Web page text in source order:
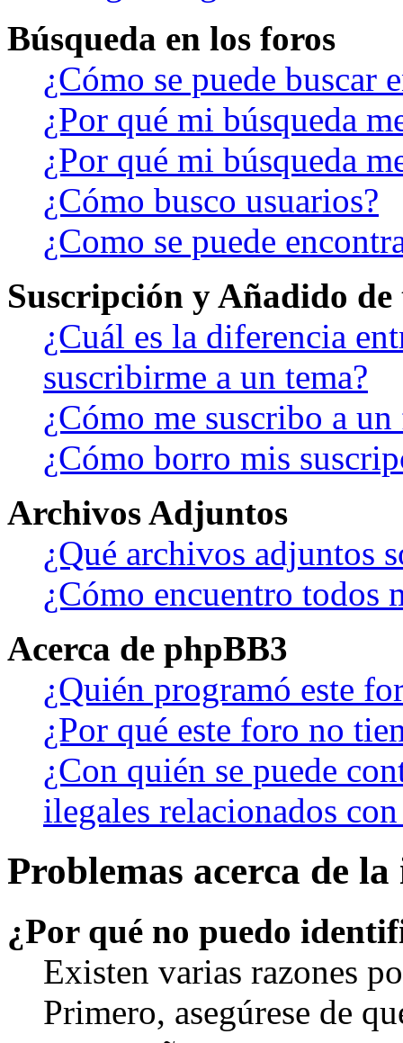
Búsqueda en los foros
¿Cómo se puede buscar
¿Por qué mi búsqueda
¿Por qué mi búsqueda
¿Cómo busco usuarios?
¿Como se puede
Suscripción y Añadido
¿Cuál es la diferencia
suscribirme a un tema?
¿Cómo me suscribo a
¿Cómo borro mis
Archivos Adjuntos
¿Qué archivos adjuntos
¿Cómo encuentro todos
Acerca de phpBB3
¿Quién programó este
¿Por qué este foro no
¿Con quién se puede
ilegales relacionados
Problemas acerca de
¿Por qué no puedo
Existen varias razones
Primero, asegúrese de